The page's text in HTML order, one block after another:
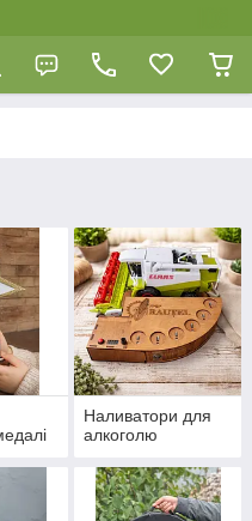
Наливатори для
алкоголю